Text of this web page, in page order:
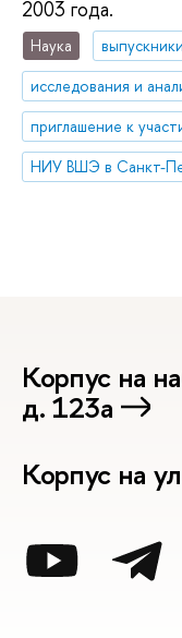
2003 года.
Наука выпускники
исследования и
приглашение к
НИУ ВШЭ в Санкт-
Корпус на
д. 123а
Корпус на